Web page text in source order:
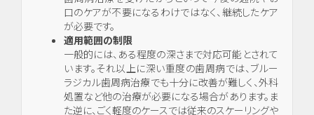
口のケアが不要になるわけではなく、継続したケア
が必要です。
適用範囲の制限
一般的には、ある程度の深さまで対応可能とされて
います。それ以上に深い重度の歯周病では、ブルー
ラジカル歯周病治療でも十分に改善が難しく、外科
処置など他の治療が必要になる場合があります。ま
た逆に、ごく軽度のケースでは従来のスケーリングや